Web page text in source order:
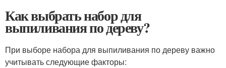
Как выбрать набор для
выпиливания по дереву?
При выборе набора для выпиливания по дереву важно
учитывать следующие факторы: